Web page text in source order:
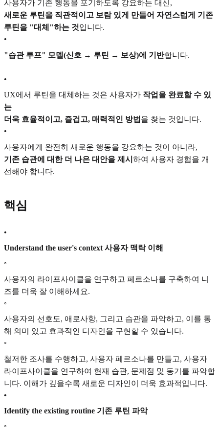
사용자가 기존 행동을 포기하도록 강요하는 대신,
새로운 루틴을 직관적이고 보람 있게 만들어 자연스럽게 기존
루틴을 "대체"하는 것입니다.
•
"습관 루프" 모델(신호 → 루틴 → 보상)에 기반합니다.
•
UX에서 루틴을 대체하는 것은 사용자가 작업을 완료할 수 있
는
더욱 효율적이고, 즐겁고, 매력적인 방법 을 찾는 것입니다.
•
사용자에게 완전히 새로운 행동을 강요하는 것이 아니라,
기존 습관에 대한 더 나은 대안을 제시 하여 사용자 경험을 개
선해야 합니다.
핵심
•
Understand the user's context 사용자 맥락 이해
◦
사용자의 라이프사이클을 연구하고 페르소나를 구축하여 니
즈를 더욱 잘 이해하세요.
◦
사용자의 선호도, 애로사항, 그리고 습관을 파악하고, 이를 통
해 의미 있고 효과적인 디자인을 구현할 수 있습니다.
◦
철저한 조사를 수행하고, 사용자 페르소나를 만들고, 사용자
라이프사이클을 연구하여 현재 습관, 문제점 및 동기를 파악합
니다. 이해가 깊을수록 새로운 디자인이 더욱 효과적입니다.
•
Identify the existing routine 기존 루틴 파악
◦